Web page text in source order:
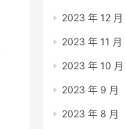
2023 年 12 月
2023 年 11 月
2023 年 10 月
2023 年 9 月
2023 年 8 月